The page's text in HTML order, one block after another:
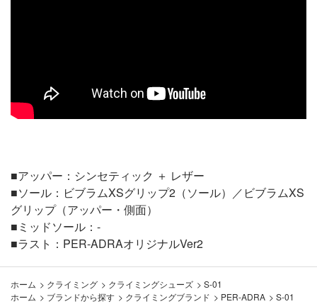
■アッパー：シンセティック ＋ レザー
■ソール：ビブラムXSグリップ2（ソール）／ビブラムXS
グリップ（アッパー・側面）
■ミッドソール：-
■ラスト：PER-ADRAオリジナルVer2
ホーム > クライミング > クライミングシューズ > S-01
ホーム > ブランドから探す > クライミングブランド > PER-ADRA > S-01